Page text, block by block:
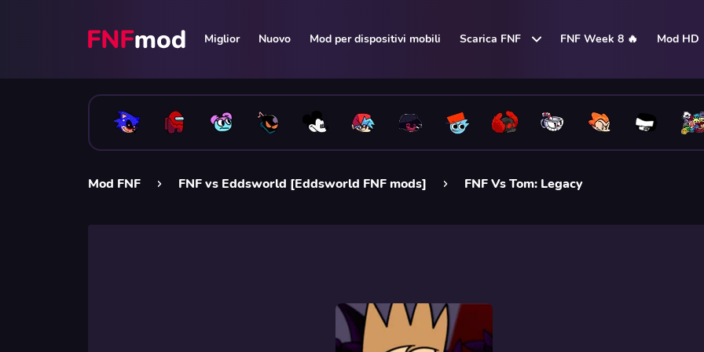
Miglior Nuovo Mod per dispositivi mobili Scarica FNF FNF Week 8 🔥 Mod HD
Mod FNF FNF vs Eddsworld [Eddsworld FNF mods] FNF Vs Tom: Legacy